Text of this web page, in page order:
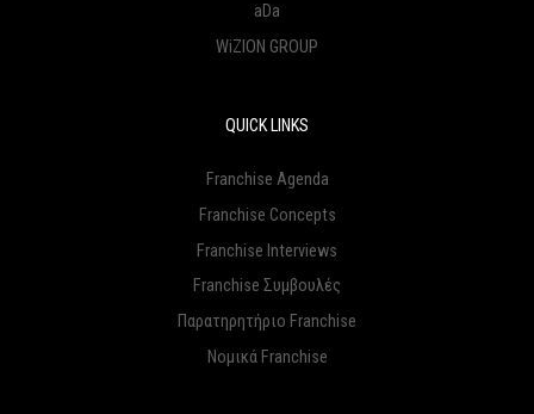
aDa
WiZION GROUP
QUICK LINKS
Franchise Agenda
Franchise Concepts
Franchise Interviews
Franchise Συμβουλές
Παρατηρητήριο Franchise
Νομικά Franchise